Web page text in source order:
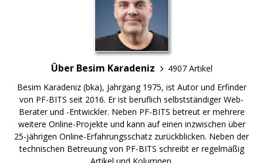
Über Besim Karadeniz
4907 Artikel
Besim Karadeniz (bka), Jahrgang 1975, ist Autor und Erfinder
von PF-BITS seit 2016. Er ist beruflich selbstständiger Web-
Berater und -Entwickler. Neben PF-BITS betreut er mehrere
weitere Online-Projekte und kann auf einen inzwischen über
25-jährigen Online-Erfahrungsschatz zurückblicken. Neben der
technischen Betreuung von PF-BITS schreibt er regelmäßig